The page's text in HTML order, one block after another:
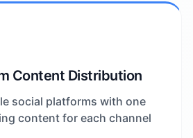
Content Distribution
social platforms with one
content for each channel